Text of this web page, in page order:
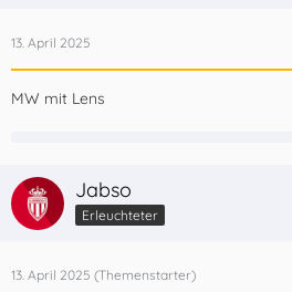
13. April 2025
MW mit Lens
Jabso
Erleuchteter
13. April 2025